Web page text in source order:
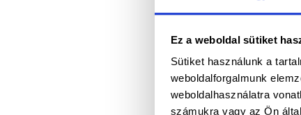
Ez a weboldal sütiket
Sütiket használunk a
weboldalforgalmunk
weboldalhasználatra
számukra vagy az Ön
ukrán kormánnyal
Az Egyesült
kölcsönösen